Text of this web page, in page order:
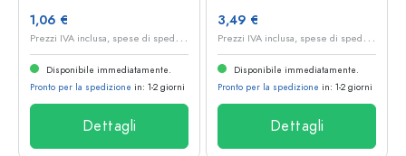
1,06 €
P
rezzi IVA inclusa, spese di spedizione escluse
Disponibile immediatamente.
Pronto per la spedizione in: 1-2 giorni
Dettagli
3,49 €
P
rezzi IVA inclusa, spese di spedizione escluse
Disponibile immediatamente.
Pronto per la spedizione in: 1-2 giorni
Dettagli